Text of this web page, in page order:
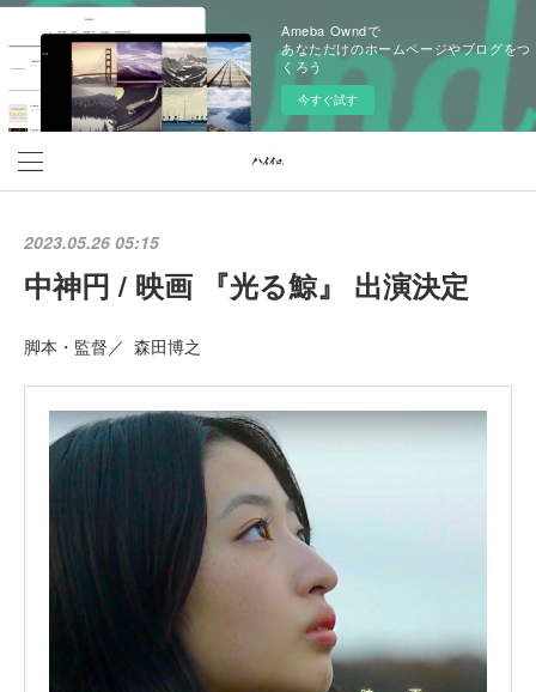
Ameba Owndで
あなただけのホームページやブログをつ
くろう
今すぐ試す
2023.05.26 05:15
中神円 / 映画 『光る鯨』 出演決定
脚本・監督／ 森田博之